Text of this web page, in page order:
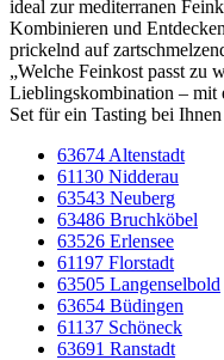
ideal zur mediterranen
Kombinieren und
prickelnd auf
„Welche Feinkost passt zu
Lieblingskombination – mit
Set für ein Tasting bei
63674 Altenstadt
61130 Nidderau
63543 Neuberg
63486 Bruchköbel
63526 Erlensee
61197 Florstadt
63505 Langenselbold
63654 Büdingen
61137 Schöneck
63691 Ranstadt